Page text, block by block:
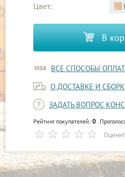
Цвет:
В
ВСЕ СПОСОБЫ
О ДОСТАВКЕ И
ЗАДАТЬ ВОПРОС
Рейтинг покупателей:0 .